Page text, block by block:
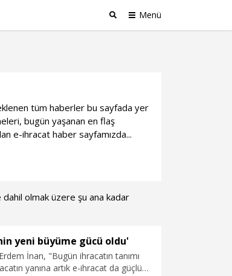
Menü
tüm haberler bu sayfada yer
bugün yaşanan en flaş
e-ihracat haber sayfamızda...
olmak üzere şu ana kadar
yeni büyüme gücü oldu'
İnan, "Bugün ihracatın tanımı
yanına artık e-ihracat da güçlü